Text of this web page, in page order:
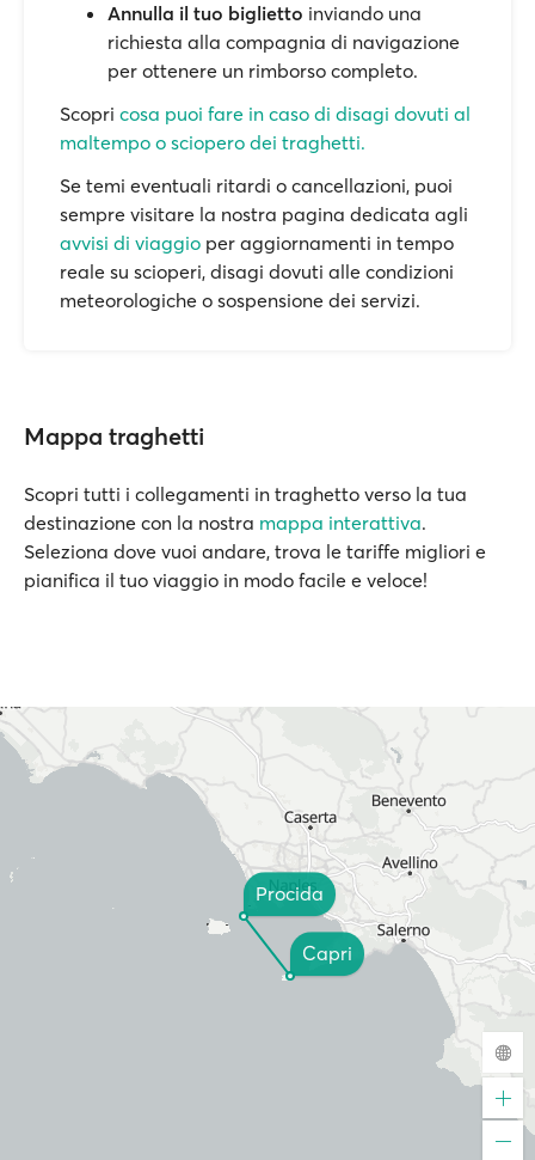
Annulla il tuo biglietto inviando una
richiesta alla compagnia di navigazione
per ottenere un rimborso completo.
Scopri cosa puoi fare in caso di disagi dovuti al
maltempo o sciopero dei traghetti.
Se temi eventuali ritardi o cancellazioni, puoi
sempre visitare la nostra pagina dedicata agli
avvisi di viaggio per aggiornamenti in tempo
reale su scioperi, disagi dovuti alle condizioni
meteorologiche o sospensione dei servizi.
Mappa traghetti
Scopri tutti i collegamenti in traghetto verso la tua
destinazione con la nostra mappa interattiva.
Seleziona dove vuoi andare, trova le tariffe migliori e
pianifica il tuo viaggio in modo facile e veloce!
Capri
Procida